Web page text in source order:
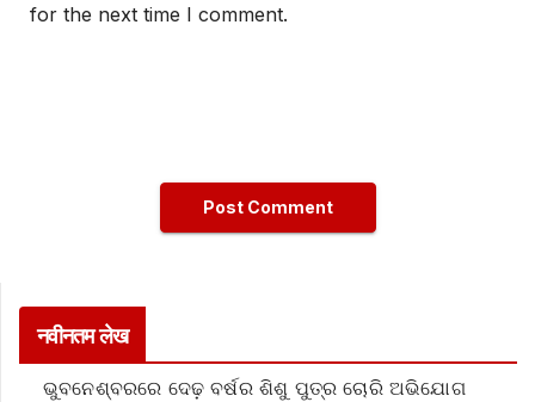
for the next time I comment.
नवीनतम लेख
ଭୁବନେଶ୍ବରରେ ଦେଢ଼ ବର୍ଷର ଶିଶୁ ପୁତ୍ର ଚୋରି ଅଭିଯୋଗ